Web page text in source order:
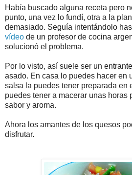
Había buscado alguna receta pero
punto, una vez lo fundí, otra a la
demasiado. Seguía intentándolo
vídeo de un profesor de cocina
solucionó el problema.
Por lo visto, así suele ser un
asado. En casa lo puedes hacer en
salsa la puedes tener preparada en
puedes tener a macerar unas horas
sabor y aroma.
Ahora los amantes de los quesos
disfrutar.